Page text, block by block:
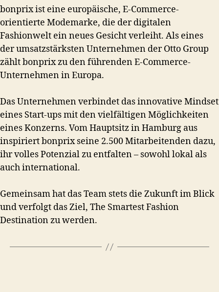
bonprix ist eine europäische, E-Commerce-
orientierte Modemarke, die der digitalen
Fashionwelt ein neues Gesicht verleiht. Als eines
der umsatzstärksten Unternehmen der Otto Group
zählt bonprix zu den führenden E-Commerce-
Unternehmen in Europa.
Das Unternehmen verbindet das innovative Mindset
eines Start-ups mit den vielfältigen Möglichkeiten
eines Konzerns. Vom Hauptsitz in Hamburg aus
inspiriert bonprix seine 2.500 Mitarbeitenden dazu,
ihr volles Potenzial zu entfalten – sowohl lokal als
auch international.
Gemeinsam hat das Team stets die Zukunft im Blick
und verfolgt das Ziel, The Smartest Fashion
Destination zu werden.